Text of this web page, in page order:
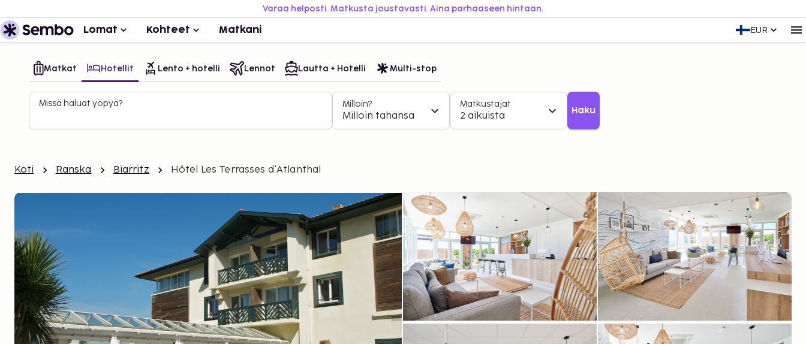
Varaa helposti. Matkusta joustavasti. Aina parhaaseen hintaan.
Lomat Kohteet Matkani EUR
Matkat Hotellit Lento + hotelli Lennot Lautta + Hotelli Multi-stop
Missä haluat yöpyä? Milloin?
Milloin tahansa
Matkustajat
2 aikuista Haku
Koti Ranska Biarritz Hôtel Les Terrasses d'Atlanthal